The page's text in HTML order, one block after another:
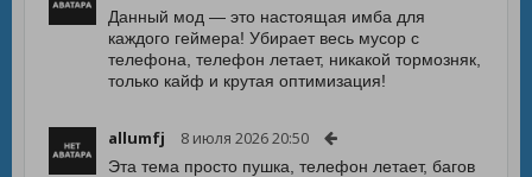
Данный мод — это настоящая имба для
каждого геймера! Убирает весь мусор с
телефона, телефон летает, никакой тормозняк,
только кайф и крутая оптимизация!
allumfj 8 июля 2026 20:50
Эта тема просто пушка, телефон летает, багов